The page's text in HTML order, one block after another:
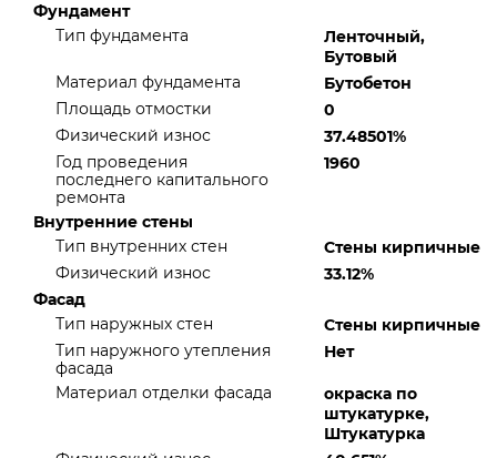
Фундамент
Тип фундамента
Ленточный,
Бутовый
Материал фундамента
Бутобетон
Площадь отмостки
0
Физический износ
37.48501%
Год проведения
последнего капитального
ремонта
1960
Внутренние стены
Тип внутренних стен
Стены кирпичные
Физический износ
33.12%
Фасад
Тип наружных стен
Стены кирпичные
Тип наружного утепления
фасада
Нет
Материал отделки фасада
окраска по
штукатурке,
Штукатурка